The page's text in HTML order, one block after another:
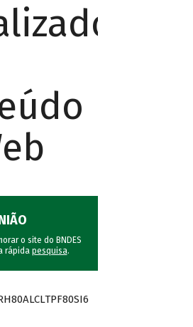
o site do BNDES
rápida pesquisa.